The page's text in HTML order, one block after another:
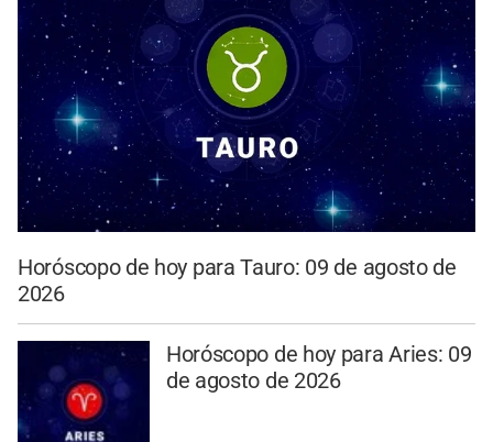
Horóscopo de hoy para Tauro: 09 de agosto de
2026
Horóscopo de hoy para Aries: 09
de agosto de 2026